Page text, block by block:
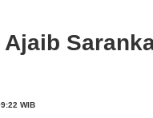
AI hingga Pendampingan di
WIB